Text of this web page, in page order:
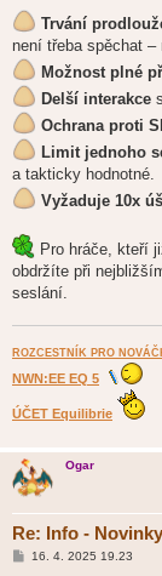
Trvání
není třeba spěchat
Možnost plné
Delší interakce
Ochrana proti
Limit jednoho
a takticky hodnotné.
Vyžaduje 10x
Pro hráče, kteří
obdržíte při
seslání.
ROZCESTNÍK PRO
NWN:EE EQ 5
ÚČET Equilibrie
Ogar
Re: Info -
P16. 4. 2025 19.23